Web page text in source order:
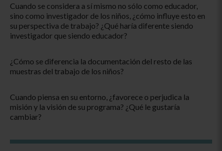
Cuando se considera a sí mismo no sólo como educador,
sino como investigador de los niños, ¿cómo influye esto en
su perspectiva de trabajo? ¿Qué haría diferente siendo
investigador que siendo educador?
¿Cómo se diferencia la documentación del resto de las
muestras del trabajo de los niños?
Cuando piensa en su entorno, ¿favorece o perjudica la
misión y la visión de su programa? ¿Qué le gustaría
cambiar?